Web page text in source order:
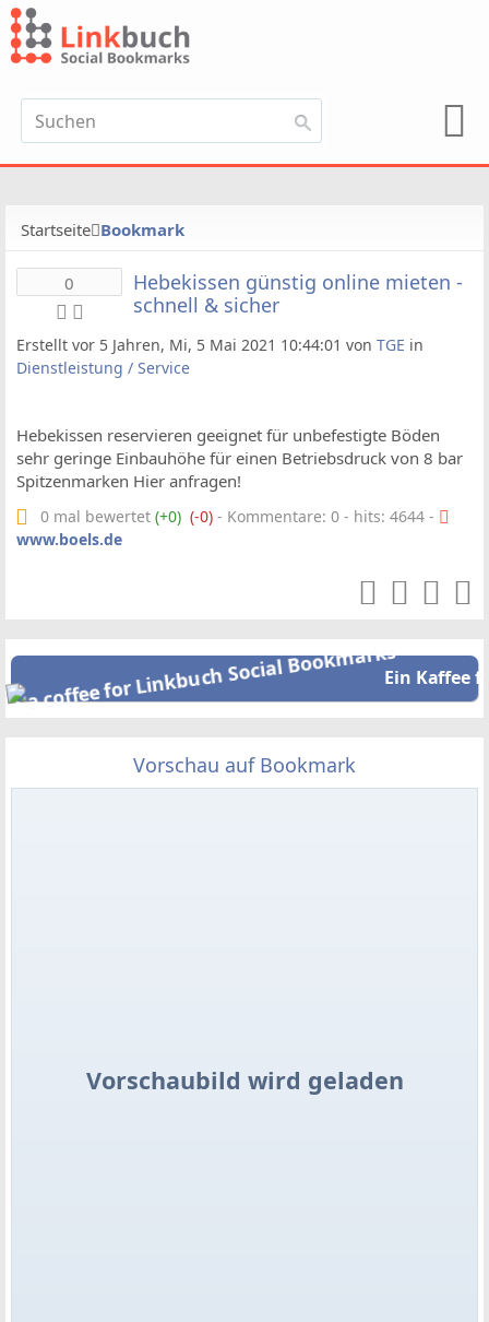
Startseite Bookmark
0
Hebekissen günstig online mieten -
schnell & sicher
Erstellt vor 5 Jahren, Mi, 5 Mai 2021 10:44:01 von TGE in
Dienstleistung / Service
Hebekissen reservieren geeignet für unbefestigte Böden
sehr geringe Einbauhöhe für einen Betriebsdruck von 8 bar
Spitzenmarken Hier anfragen!
0 mal bewertet (+0) (-0) - Kommentare: 0 - hits: 4644 -
www.boels.de
Ein Kaffee
Vorschau auf Bookmark
Vorschaubild wird geladen